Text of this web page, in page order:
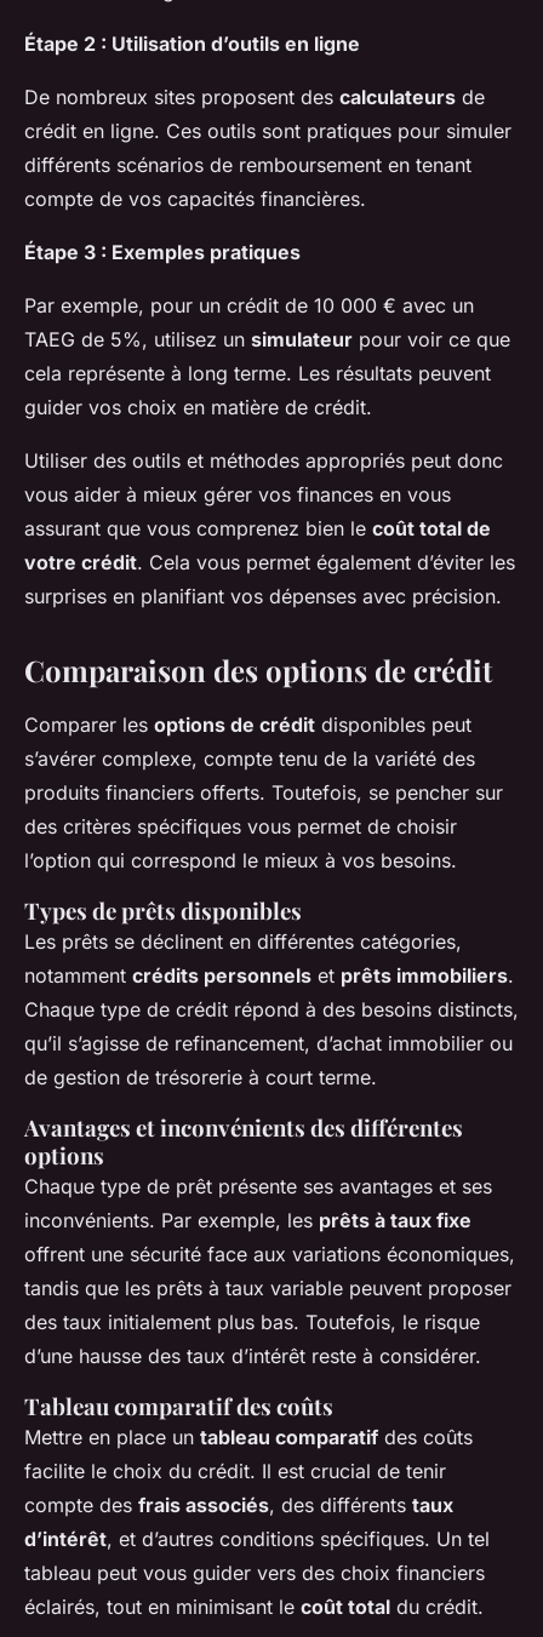
Étape 2 : Utilisation d’outils en ligne
De nombreux sites proposent des calculateurs de
crédit en ligne. Ces outils sont pratiques pour simuler
différents scénarios de remboursement en tenant
compte de vos capacités financières.
Étape 3 : Exemples pratiques
Par exemple, pour un crédit de 10 000 € avec un
TAEG de 5%, utilisez un simulateur pour voir ce que
cela représente à long terme. Les résultats peuvent
guider vos choix en matière de crédit.
Utiliser des outils et méthodes appropriés peut donc
vous aider à mieux gérer vos finances en vous
assurant que vous comprenez bien le coût total de
votre crédit. Cela vous permet également d’éviter les
surprises en planifiant vos dépenses avec précision.
Comparaison des options de crédit
Comparer les options de crédit disponibles peut
s’avérer complexe, compte tenu de la variété des
produits financiers offerts. Toutefois, se pencher sur
des critères spécifiques vous permet de choisir
l’option qui correspond le mieux à vos besoins.
Types de prêts disponibles
Les prêts se déclinent en différentes catégories,
notamment crédits personnels et prêts immobiliers.
Chaque type de crédit répond à des besoins distincts,
qu’il s’agisse de refinancement, d’achat immobilier ou
de gestion de trésorerie à court terme.
Avantages et inconvénients des différentes
options
Chaque type de prêt présente ses avantages et ses
inconvénients. Par exemple, les prêts à taux fixe
offrent une sécurité face aux variations économiques,
tandis que les prêts à taux variable peuvent proposer
des taux initialement plus bas. Toutefois, le risque
d’une hausse des taux d’intérêt reste à considérer.
Tableau comparatif des coûts
Mettre en place un tableau comparatif des coûts
facilite le choix du crédit. Il est crucial de tenir
compte des frais associés, des différents taux
d’intérêt, et d’autres conditions spécifiques. Un tel
tableau peut vous guider vers des choix financiers
éclairés, tout en minimisant le coût total du crédit.